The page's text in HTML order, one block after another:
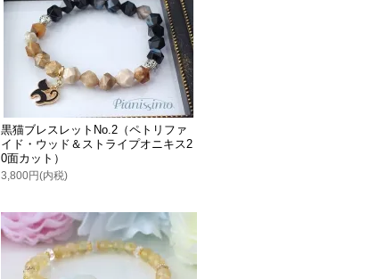
黒猫ブレスレットNo.2（ペトリファ
イド・ウッド＆ストライプオニキス2
0面カット）
3,800円(内税)